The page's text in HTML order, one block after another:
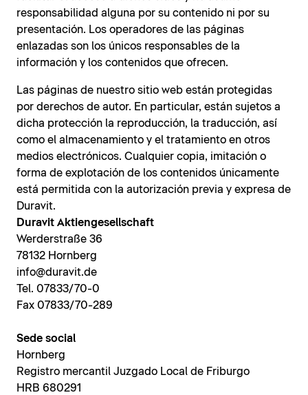
responsabilidad alguna por su contenido ni por su
presentación. Los operadores de las páginas
enlazadas son los únicos responsables de la
información y los contenidos que ofrecen.
Las páginas de nuestro sitio web están protegidas
por derechos de autor. En particular, están sujetos a
dicha protección la reproducción, la traducción, así
como el almacenamiento y el tratamiento en otros
medios electrónicos. Cualquier copia, imitación o
forma de explotación de los contenidos únicamente
está permitida con la autorización previa y expresa de
Duravit.
Duravit Aktiengesellschaft
Werderstraße 36
78132 Hornberg
info@duravit.de
Tel. 07833/70-0
Fax 07833/70-289
Sede social
Hornberg
Registro mercantil Juzgado Local de Friburgo
HRB 680291